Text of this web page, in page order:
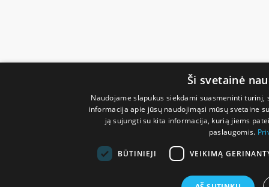
Ši svetainė
Naudojame slapukus siekdami suasmeninti
informacija apie jūsų naudojimąsi mūsų svetaine
ją sujungti su kita informacija, kurią jiems
paslaugomis.
BŪTINIEJI VEIKIMĄ